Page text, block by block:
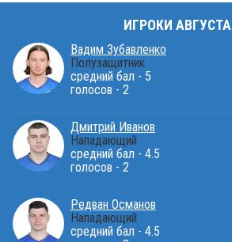
ИГРОКИ АВГУСТА
Вадим Зубавленко
Полузащитник
средний бал - 5
голосов - 2
Дмитрий Иванов
Нападающий
средний бал - 4.5
голосов - 2
Редван Османов
Нападающий
средний бал - 4.5